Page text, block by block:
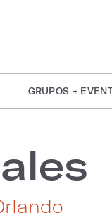
GRUPOS +